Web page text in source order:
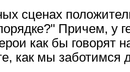
сценах
Причем, у
как бы
как мы заботимся